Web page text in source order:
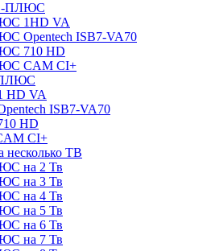
ПЛЮС
1HD VA
Opentech ISB7-VA70
710 HD
CAM CI+
ПЛЮС
HD VA
ISB7-VA70
HD
CI+
ТВ
на 2 Тв
на 3 Тв
на 4 Тв
на 5 Тв
на 6 Тв
на 7 Тв